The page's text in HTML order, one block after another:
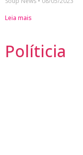
Leia mais
Políticia